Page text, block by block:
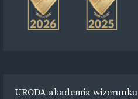
URODA akademia wizerunku